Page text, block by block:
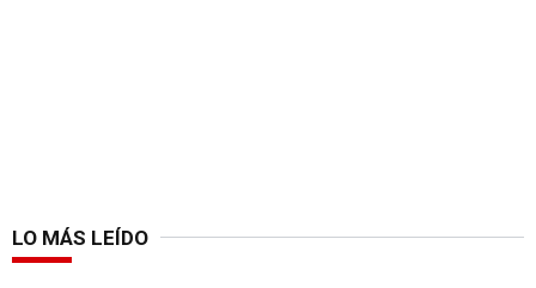
LO MÁS LEÍDO